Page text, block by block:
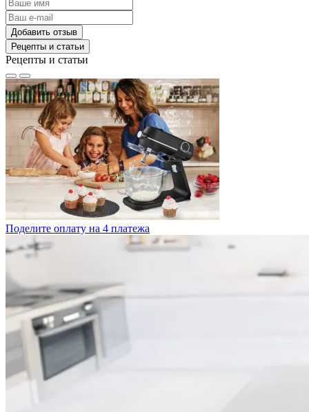
Добавить отзыв
Рецепты и статьи
Рецепты и статьи
Поделите оплату на 4 платежа